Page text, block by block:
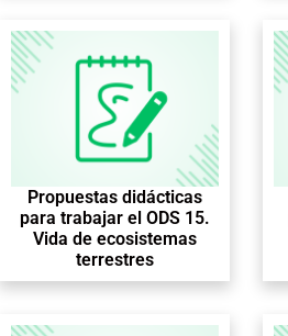
Propuestas didácticas
para trabajar el ODS 15.
Vida de ecosistemas
terrestres